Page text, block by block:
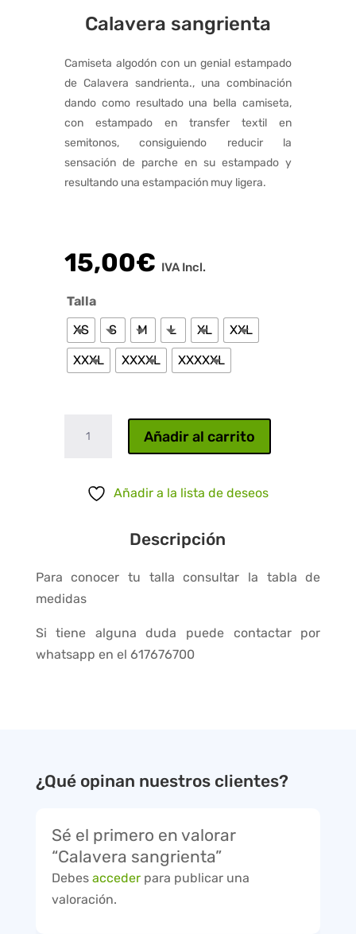
Calavera sangrienta
Camiseta algodón con un genial estampado
de Calavera sandrienta.​, una combinación
dando como resultado una bella camiseta,
con estampado en transfer textil en
semitonos, consiguiendo reducir la
sensación de parche en su estampado y
resultando una estampación muy ligera.
15,00€ IVA Incl.
Talla
XS
S M L XL
XXL
XXXL
XXXXL XXXXXL
Añadir al carrito
Añadir a la lista de deseos
Descripción
Para conocer tu talla consultar la tabla de
medidas
Si tiene alguna duda puede contactar por
whatsapp en el 617676700
¿Qué opinan nuestros clientes?
Sé el primero en valorar
“Calavera sangrienta”
Debes accederpara publicar una
valoración.